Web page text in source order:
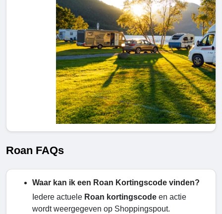
Roan FAQs
Waar kan ik een Roan Kortingscode vinden?
Iedere actuele Roan kortingscode en actie
wordt weergegeven op Shoppingspout.